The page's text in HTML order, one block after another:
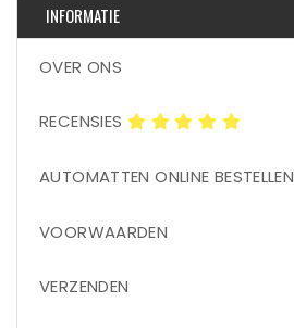
INFORMATIE
OVER ONS
RECENSIES
AUTOMATTEN ONLINE BESTELLEN
VOORWAARDEN
VERZENDEN